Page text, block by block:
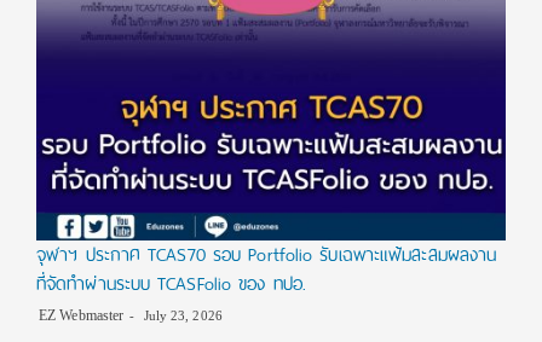
จุฬาฯ ประกาศ TCAS70 รอบ Portfolio รับเฉพาะแฟ้มสะสมผลงาน
ที่จัดทำผ่านระบบ TCASFolio ของ ทปอ.
EZ Webmaster July 23, 2026